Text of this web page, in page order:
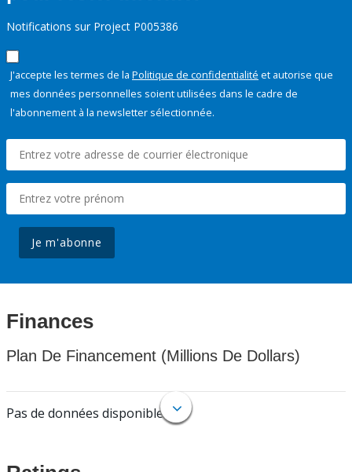
Notifications sur Project P005386
J'accepte les termes de la Politique de confidentialité et autorise que
mes données personnelles soient utilisées dans le cadre de
l'abonnement à la newsletter sélectionnée.
Je m'abonne
Finances
Plan De Financement (Millions De Dollars)
Pas de données disponibles.